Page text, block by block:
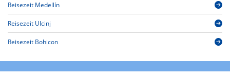
Reisezeit Medellín
Reisezeit Ulcinj
Reisezeit Bohicon